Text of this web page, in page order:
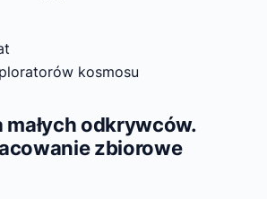
kosmosu
małych odkrywców.
zbiorowe